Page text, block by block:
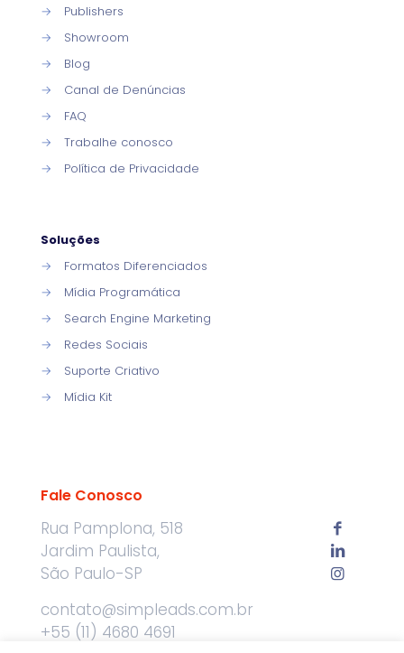
→
Publishers
→
Showroom
→
Blog
→
Canal de Denúncias
→
FAQ
→
Trabalhe conosco
→
Política de Privacidade
Soluções
→
Formatos Diferenciados
→
Mídia Programática
→
Search Engine Marketing
→
Redes Sociais
→
Suporte Criativo
→
Mídia Kit
Fale Conosco
Rua Pamplona, 518
Jardim Paulista,
São Paulo-SP
contato@simpleads.com.br
+55 (11) 4680 4691